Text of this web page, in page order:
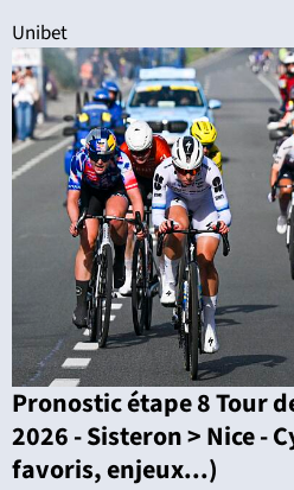
Unibet
Pronostic étape 8 Tour
2026 - Sisteron > Nice -
favoris, enjeux...)